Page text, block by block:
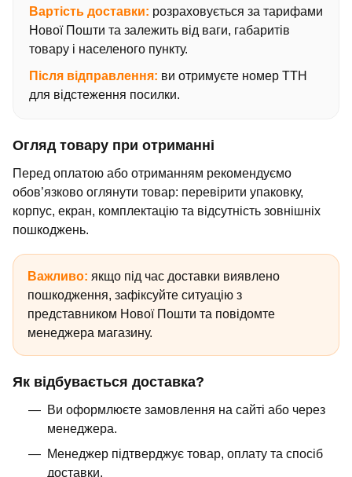
Вартість доставки: розраховується за тарифами
Нової Пошти та залежить від ваги, габаритів
товару і населеного пункту.
Після відправлення: ви отримуєте номер ТТН
для відстеження посилки.
Огляд товару при отриманні
Перед оплатою або отриманням рекомендуємо
обов’язково оглянути товар: перевірити упаковку,
корпус, екран, комплектацію та відсутність зовнішніх
пошкоджень.
Важливо: якщо під час доставки виявлено
пошкодження, зафіксуйте ситуацію з
представником Нової Пошти та повідомте
менеджера магазину.
Як відбувається доставка?
Ви оформлюєте замовлення на сайті або через
менеджера.
Менеджер підтверджує товар, оплату та спосіб
доставки.